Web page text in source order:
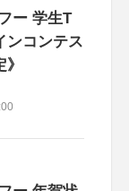
ー 学生T
ンコンテス